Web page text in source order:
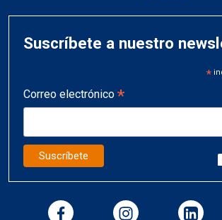
Suscríbete a nuestro
*
Correo electrónico *